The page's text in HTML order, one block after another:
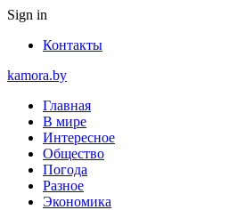
Sign in
Контакты
kamora.by
Главная
В мире
Интересное
Общество
Погода
Разное
Экономика